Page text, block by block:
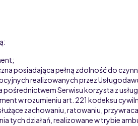
posiadająca pełną zdolność do
realizowanych przez
Serwisu korzysta z
w rozumieniu art. 221 kodeksu
zachowaniu, ratowaniu,
tych działań, realizowane w trybie